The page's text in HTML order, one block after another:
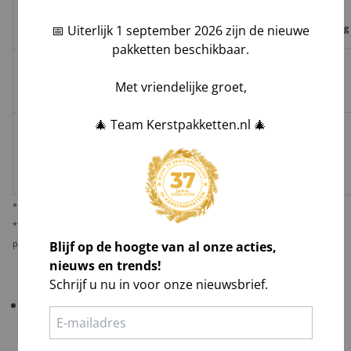
vermissing
✅ ❌
✅*
* Behoudens overmacht calamiteiten.
** De verantwoordelijkheid op dit risico als gevolg van uw keuze voor reguliere
pakketbezorging rust bij u als opdrachtgever.
Belangrijk!Controleer uw bestelling bij levering
altijd grondigin het bijzijn van de chauffeur
📅 Uiterlijk 1 september 2026 zijn de nieuwe
pakketten beschikbaar.
Met vriendelijke groet,
🎄 Team Kerstpakketten.nl 🎄
Blijf op de hoogte van al onze acties,
nieuws en trends!
Schrijf u nu in voor onze nieuwsbrief.